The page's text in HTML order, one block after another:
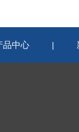
品中心 |